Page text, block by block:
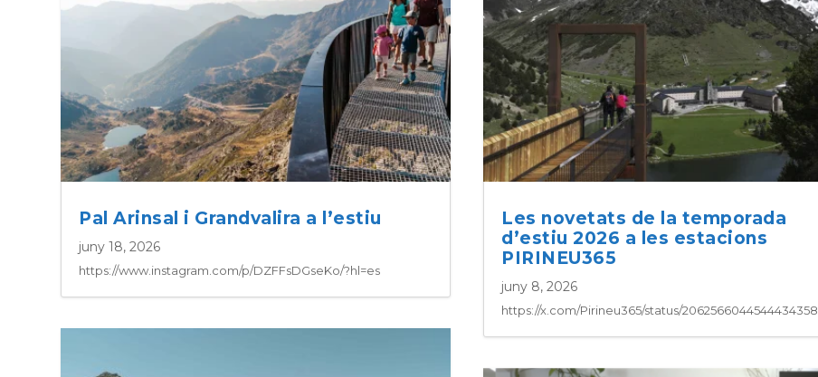
Pal Arinsal i Grandvalira a l’estiu
juny 18, 2026
https://www.instagram.com/p/DZFFsDGseKo/?hl=es
Les novetats de la temporada
d’estiu 2026 a les estacions
PIRINEU365
juny 8, 2026
https://x.com/Pirineu365/status/2062566044544434358